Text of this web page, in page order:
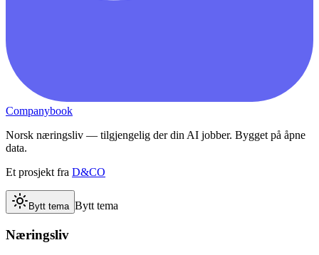
Companybook
Norsk næringsliv — tilgjengelig der din AI jobber. Bygget på åpne
data.
Et prosjekt fra D&CO
Bytt tema Bytt tema
Næringsliv